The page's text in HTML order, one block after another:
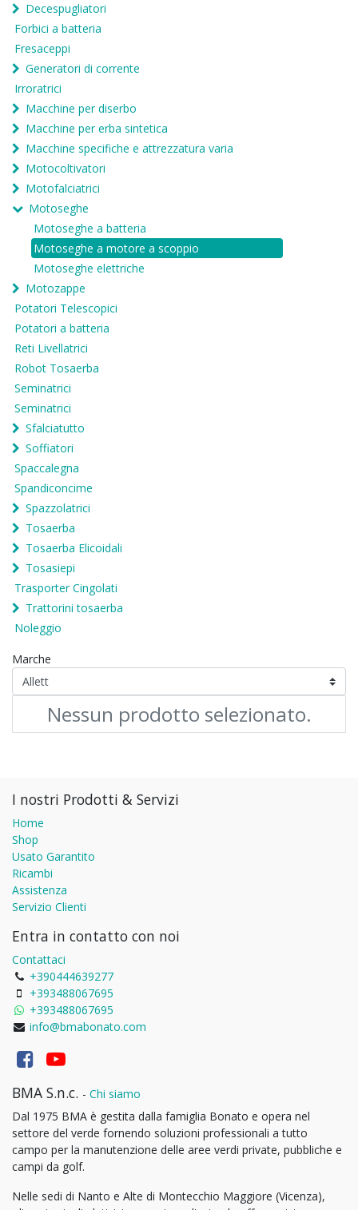
Decespugliatori
Forbici a batteria
Fresaceppi
Generatori di corrente
Irroratrici
Macchine per diserbo
Macchine per erba sintetica
Macchine specifiche e attrezzatura varia
Motocoltivatori
Motofalciatrici
Motoseghe
Motoseghe a batteria
Motoseghe a motore a scoppio
Motoseghe elettriche
Motozappe
Potatori Telescopici
Potatori a batteria
Reti Livellatrici
Robot Tosaerba
Seminatrici
Seminatrici
Sfalciatutto
Soffiatori
Spaccalegna
Spandiconcime
Spazzolatrici
Tosaerba
Tosaerba Elicoidali
Tosasiepi
Trasporter Cingolati
Trattorini tosaerba
Noleggio
Marche
Nessun prodotto selezionato.
I nostri Prodotti & Servizi
Home
Shop
Usato Garantito
Ricambi
Assistenza
Servizio Clienti
Entra in contatto con noi
Contattaci
+390444639277
+393488067695
+393488067695
info@bmabonato.com
BMA S.n.c. - Chi siamo
Dal 1975 BMA è gestita dalla famiglia Bonato e opera nel
settore del verde fornendo soluzioni professionali a tutto
campo per la manutenzione delle aree verdi private, pubbliche e
campi da golf.
Nelle sedi di Nanto e Alte di Montecchio Maggiore (Vicenza),